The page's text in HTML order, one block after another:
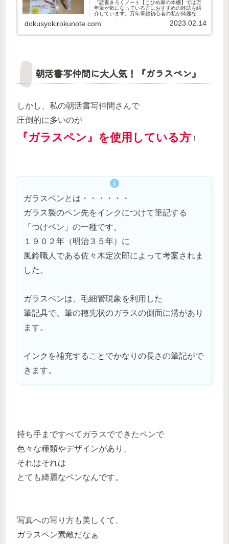
『読書きろくノート【こひめ家の本棚】では万
年筆が気になっている方におすすめの雑誌を紹
介しています。万年筆超初心者の私が綺麗なイ
限のものを買いそろえました。
dokusyokirokunote.com 2023.02.14
朝活書写仲間に大人気！『ガラスペン』
しかし、私の朝活書写仲間さんで
圧倒的に多いのが
『ガラスペン』を使用している方 ！
ガラスペンとは・・・・・・
ガラス製のペン先をインクにつけて筆記する
「つけペン」の一種です。
１９０２年（明治３５年）に
風鈴職人である佐々木定次郎によって考案されま
した。
ガラスペンは、毛細管現象を利用した
筆記具で、筆の穂先状のガラスの側面に溝があり
ます。
インクを補充することでかなりの長さの筆記がで
きます。
持ち手まですべてガラスでできたペンで
色々な種類やデザインがあり、
それはそれは
とても綺麗なペンなんです。
写真への写り方も美しくて、
ガラスペン素敵だなぁ